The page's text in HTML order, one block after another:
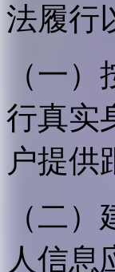
法履行
（一
行真实
户提供
（二
人信息